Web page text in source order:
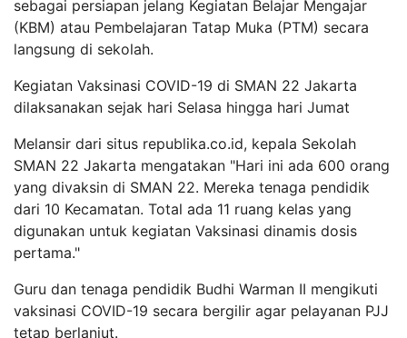
sebagai persiapan jelang Kegiatan Belajar Mengajar
(KBM) atau Pembelajaran Tatap Muka (PTM) secara
langsung di sekolah.
Kegiatan Vaksinasi COVID-19 di SMAN 22 Jakarta
dilaksanakan sejak hari Selasa hingga hari Jumat
Melansir dari situs republika.co.id, kepala Sekolah
SMAN 22 Jakarta mengatakan "Hari ini ada 600 orang
yang divaksin di SMAN 22. Mereka tenaga pendidik
dari 10 Kecamatan. Total ada 11 ruang kelas yang
digunakan untuk kegiatan Vaksinasi dinamis dosis
pertama."
Guru dan tenaga pendidik Budhi Warman II mengikuti
vaksinasi COVID-19 secara bergilir agar pelayanan PJJ
tetap berlanjut.